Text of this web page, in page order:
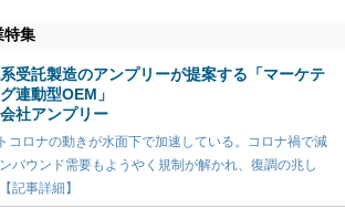
特集
受託製造のアンプリーが提案する「マーケテ
連動型OEM」
社アンプリー
コロナの動きが水面下で加速している。コロナ禍で減
バウンド需要もようやく規制が解かれ、復調の兆し
記事詳細】